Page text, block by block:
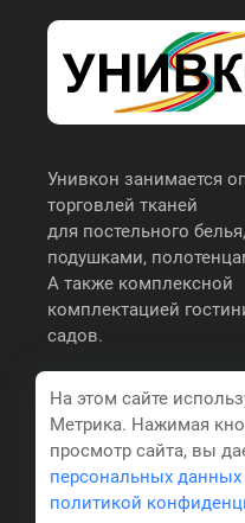
Унивкон занимается
торговлей тканей
для постельного
подушками,
А также комплексной
комплектацией
садов.
На этом сайте
Метрика. Нажимая
просмотр сайта, вы
персональных данных
политикой